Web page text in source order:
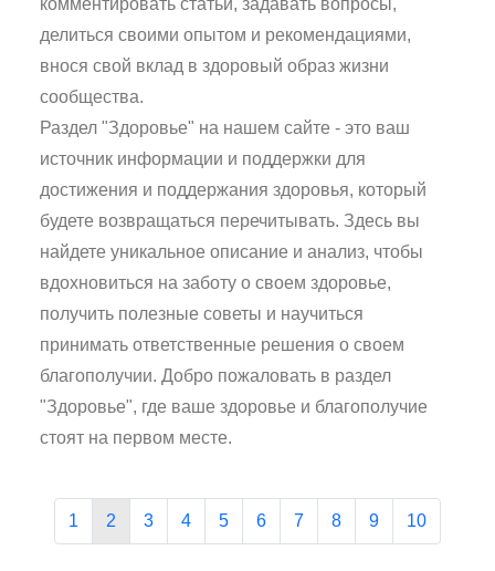
комментировать статьи, задавать вопросы,
делиться своими опытом и рекомендациями,
внося свой вклад в здоровый образ жизни
сообщества.
Раздел "Здоровье" на нашем сайте - это ваш
источник информации и поддержки для
достижения и поддержания здоровья, который
будете возвращаться перечитывать. Здесь вы
найдете уникальное описание и анализ, чтобы
вдохновиться на заботу о своем здоровье,
получить полезные советы и научиться
принимать ответственные решения о своем
благополучии. Добро пожаловать в раздел
"Здоровье", где ваше здоровье и благополучие
стоят на первом месте.
1 2 3 4 5 6 7 8 9 10